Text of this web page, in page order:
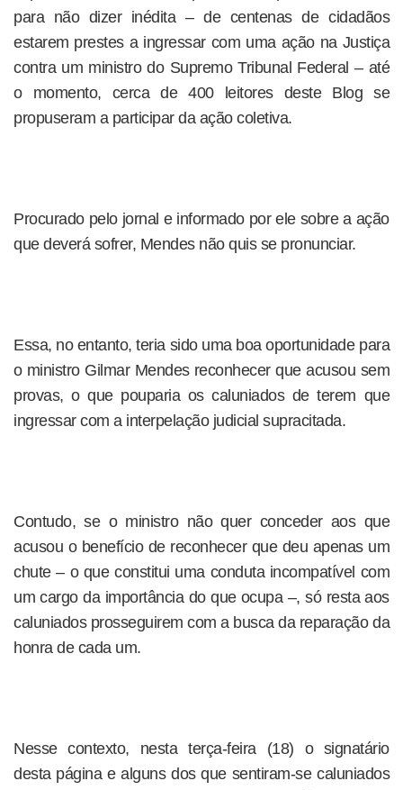
para não dizer inédita – de centenas de cidadãos
estarem prestes a ingressar com uma ação na Justiça
contra um ministro do Supremo Tribunal Federal – até
o momento, cerca de 400 leitores deste Blog se
propuseram a participar da ação coletiva.
Procurado pelo jornal e informado por ele sobre a ação
que deverá sofrer, Mendes não quis se pronunciar.
Essa, no entanto, teria sido uma boa oportunidade para
o ministro Gilmar Mendes reconhecer que acusou sem
provas, o que pouparia os caluniados de terem que
ingressar com a interpelação judicial supracitada.
Contudo, se o ministro não quer conceder aos que
acusou o benefício de reconhecer que deu apenas um
chute – o que constitui uma conduta incompatível com
um cargo da importância do que ocupa –, só resta aos
caluniados prosseguirem com a busca da reparação da
honra de cada um.
Nesse contexto, nesta terça-feira (18) o signatário
desta página e alguns dos que sentiram-se caluniados